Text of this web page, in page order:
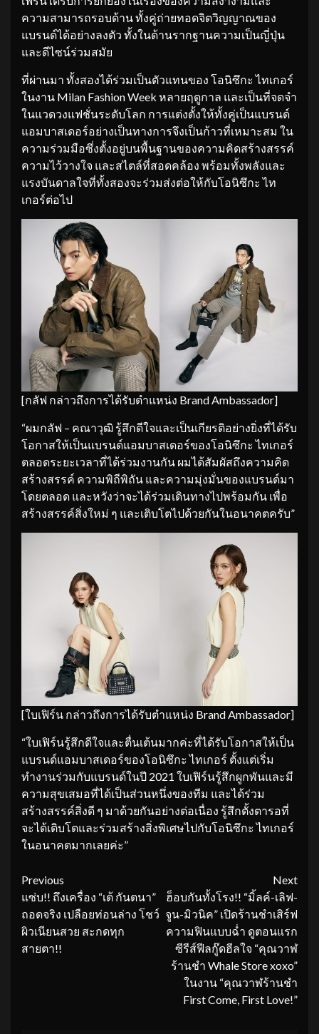
ความสามารถรอบด้าน ทั้งคู่ถ่ายทอดจิตวิญญาณของ
แบรนด์ได้อย่างลงตัว ทั้งในด้านรากฐานความเป็นญี่ปุ่น
และดีไซน์ร่วมสมัย
ที่ผ่านมา ทั้งสองได้ร่วมเป็นตัวแทนของ โอนิซึกะ ไทเกอร์
ในงาน Milan Fashion Week หลายฤดูกาล และเป็นที่จดจำ
ในแวดวงแฟชั่นระดับโลก การแต่งตั้งให้ทั้งคู่เป็นแบรนด์
แอมบาสเดอร์อย่างเป็นทางการจึงเป็นก้าวที่เหมาะสม ใน
ความร่วมมือซึ่งตั้งอยู่บนพื้นฐานของความคิดสร้างสรรค์
ความไว้วางใจ และสไตล์ที่สอดคล้อง พร้อมทั้งพลังและ
แรงบันดาลใจที่ทั้งสองจะร่วมส่งต่อให้กับโอนิซึกะ ไท
เกอร์ต่อไป
[กลัฟ กล่าวถึงการได้รับตำแหน่ง Brand Ambassador]
“ผมกลัฟ – คณาวุฒิ รู้สึกดีใจและเป็นเกียรติอย่างยิ่งที่ได้รับ
โอกาสให้เป็นแบรนด์แอมบาสเดอร์ของโอนิซึกะ ไทเกอร์
ตลอดระยะเวลาที่ได้ร่วมงานกัน ผมได้สัมผัสถึงความคิด
สร้างสรรค์ ความพิถีพิถัน และความมุ่งมั่นของแบรนด์มา
โดยตลอด และหวังว่าจะได้ร่วมเดินทางไปพร้อมกัน เพื่อ
สร้างสรรค์สิ่งใหม่ ๆ และเติบโตไปด้วยกันในอนาคตครับ”
[ใบเฟิร์น กล่าวถึงการได้รับตำแหน่ง Brand Ambassador]
“ใบเฟิร์นรู้สึกดีใจและตื่นเต้นมากค่ะที่ได้รับโอกาสให้เป็น
แบรนด์แอมบาสเดอร์ของโอนิซึกะ ไทเกอร์ ตั้งแต่เริ่ม
ทำงานร่วมกับแบรนด์ในปี 2021 ใบเฟิร์นรู้สึกผูกพันและมี
ความสุขเสมอที่ได้เป็นส่วนหนึ่งของทีม และได้ร่วม
สร้างสรรค์สิ่งดี ๆ มาด้วยกันอย่างต่อเนื่อง รู้สึกตั้งตารอที่
จะได้เติบโตและร่วมสร้างสิ่งพิเศษไปกับโอนิซึกะ ไทเกอร์
ในอนาคตมากเลยค่ะ”
Continue
Reading
Previous
แซ่บ!! ถึงเครื่อง “เต้ กันตนา”
ถอดจริง เปลือยท่อนล่าง โชว์
ผิวเนียนสวย สะกดทุก
สายตา!!
Next
ฮ็อบกันทั้งโรง!! “มิ้ลค์-เลิฟ-
จูน-มิวนิค” เปิดร้านชำเสิร์ฟ
ความฟินแบบฉ่ำ ดูตอนแรก
ซีรีส์ฟีลกู๊ดฮีลใจ “คุณวาฬ
ร้านชำ Whale Store xoxo”
ในงาน “คุณวาฬร้านชำ
First Come, First Love!”